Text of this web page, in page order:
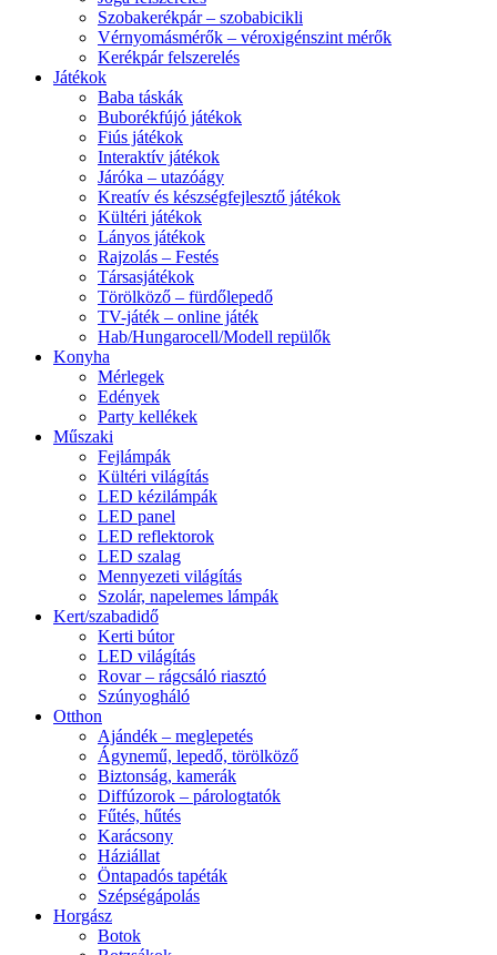
Szobakerékpár – szobabicikli
Vérnyomásmérők – véroxigénszint mérők
Kerékpár felszerelés
Játékok
Baba táskák
Buborékfújó játékok
Fiús játékok
Interaktív játékok
Járóka – utazóágy
Kreatív és készségfejlesztő játékok
Kültéri játékok
Lányos játékok
Rajzolás – Festés
Társasjátékok
Törölköző – fürdőlepedő
TV-játék – online játék
Hab/Hungarocell/Modell repülők
Konyha
Mérlegek
Edények
Party kellékek
Műszaki
Fejlámpák
Kültéri világítás
LED kézilámpák
LED panel
LED reflektorok
LED szalag
Mennyezeti világítás
Szolár, napelemes lámpák
Kert/szabadidő
Kerti bútor
LED világítás
Rovar – rágcsáló riasztó
Szúnyogháló
Otthon
Ajándék – meglepetés
Ágynemű, lepedő, törölköző
Biztonság, kamerák
Diffúzorok – párologtatók
Fűtés, hűtés
Karácsony
Háziállat
Öntapadós tapéták
Szépségápolás
Horgász
Botok